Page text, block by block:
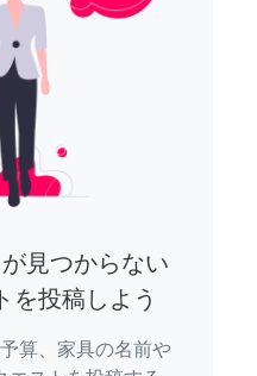
見つからない
を投稿しよう
算、家具の名前や